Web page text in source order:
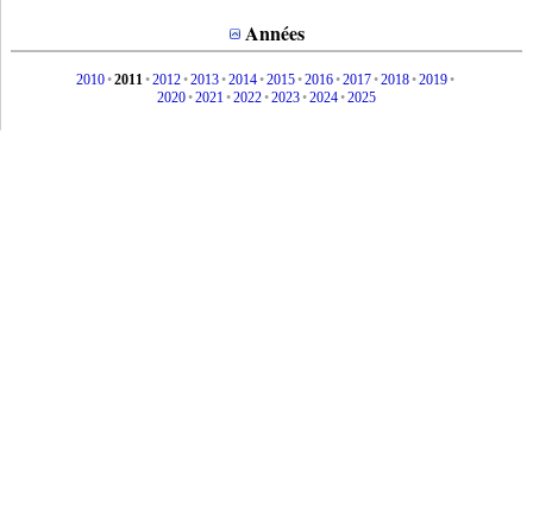
Années
2010•2011•2012•2013•2014•2015•2016•2017•2018•2019•
2020•2021•2022•2023•2024•2025